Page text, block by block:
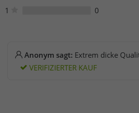
1
0
Anonym sagt: Extrem dicke
VERIFIZIERTER KAUF